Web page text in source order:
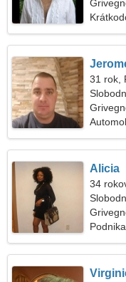
31 rok,
Alicia
34